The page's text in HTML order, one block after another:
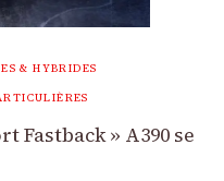
& HYBRIDES
Fastback » A390 se